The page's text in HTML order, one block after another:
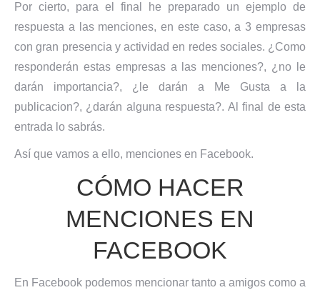
Por cierto, para el final he preparado un ejemplo de
respuesta a las menciones, en este caso, a 3 empresas
con gran presencia y actividad en redes sociales. ¿Como
responderán estas empresas a las menciones?, ¿no le
darán importancia?, ¿le darán a Me Gusta a la
publicacion?, ¿darán alguna respuesta?. Al final de esta
entrada lo sabrás.
Así que vamos a ello, menciones en Facebook.
CÓMO HACER
MENCIONES EN
FACEBOOK
En Facebook podemos mencionar tanto a amigos como a